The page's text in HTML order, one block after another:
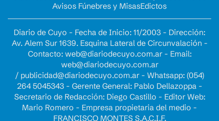
Avisos Fúnebres y MisasEdictos
Diario de Cuyo - Fecha de Inicio: 11/2003 - Dirección:
Av. Alem Sur 1639. Esquina Lateral de Circunvalación -
Contacto: web@diariodecuyo.com.ar- Email:
web@diariodecuyo.com.ar
/ publicidad@diariodecuyo.com.ar- Whatsapp: (054)
264 5045343 - Gerente General: Pablo Dellazoppa -
Secretario de Redacción: Diego Castillo - Editor Web:
Mario Romero - Empresa propietaria del medio -
FRANCISCO MONTES S.A.C.I.F.